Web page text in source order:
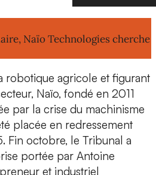
Naïo Technologies cherche
robotique agricole et figurant
Naïo, fondé en 2011
par la crise du machinisme
placée en redressement
Fin octobre, le Tribunal a
portée par Antoine
et industriel